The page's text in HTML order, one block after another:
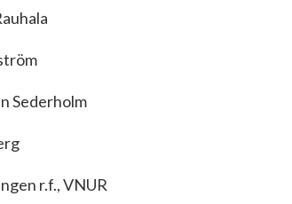
Sederholm
r.f., VNUR